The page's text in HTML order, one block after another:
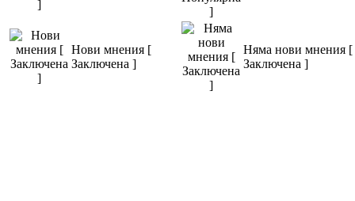
Нови мнения [
Заключена ]
Няма нови мнения [
Заключена ]